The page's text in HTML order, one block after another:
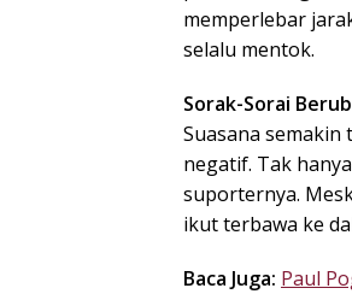
memperlebar
selalu mentok.
Sorak-Sorai
Suasana
negatif. Tak
suporternya.
ikut terbawa ke
Baca Juga: Paul